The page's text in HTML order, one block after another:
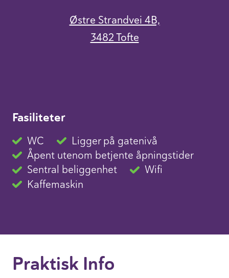
Østre Strandvei 4B,
3482 Tofte
Fasiliteter
WC
Ligger på gatenivå
Åpent utenom betjente åpningstider
Sentral beliggenhet
Wifi
Kaffemaskin
Praktisk Info